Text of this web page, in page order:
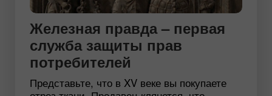
Железная правда – первая
служба защиты прав
потребителей
Представьте, что в XV веке вы покупаете